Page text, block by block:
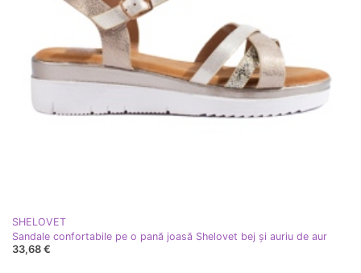
SHELOVET
Sandale confortabile pe o pană joasă Shelovet bej și auriu de aur
33,68 €